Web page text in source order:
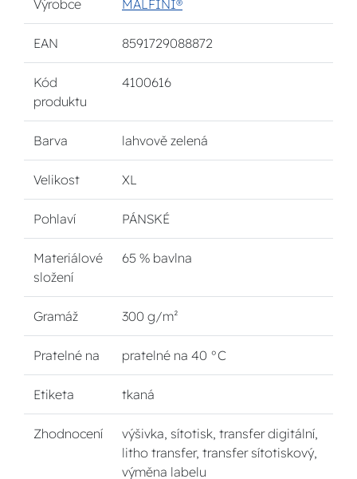
Výrobce MALFINI®
EAN 8591729088872
Kód
produktu
4100616
Barva lahvově zelená
Velikost XL
Pohlaví PÁNSKÉ
Materiálové
složení
65 % bavlna
Gramáž 300 g/m²
Pratelné na pratelné na 40 °C
Etiketa tkaná
Zhodnocení
výšivka, sítotisk, transfer digitální,
litho transfer, transfer sítotiskový,
výměna labelu